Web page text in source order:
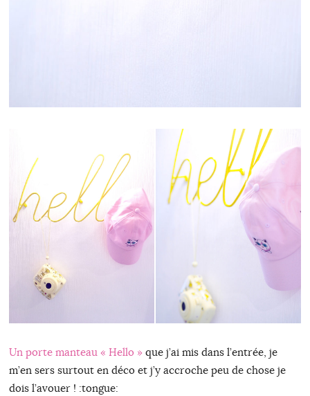
Un porte manteau « Hello » que j’ai mis dans l’entrée, je
m’en sers surtout en déco et j’y accroche peu de chose je
dois l’avouer ! :tongue: